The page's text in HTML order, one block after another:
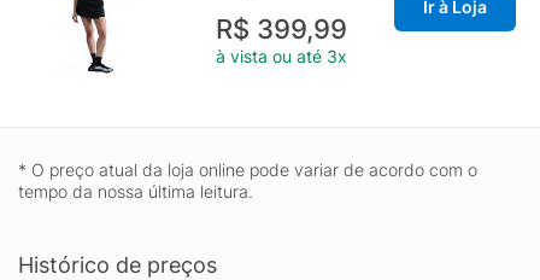
R$ 399,99
à vista ou até 3x
Ir à Loja
* O preço atual da loja online pode variar de acordo com o
tempo da nossa última leitura.
Histórico de preços